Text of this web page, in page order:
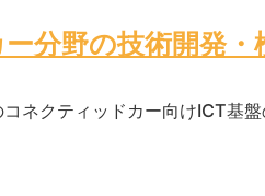
分野の技術開発・
ネクティッドカー向けICT基